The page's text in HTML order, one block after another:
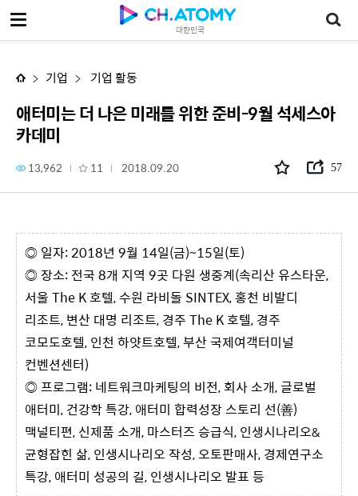
대한민국
기업 기업 활동
애터미는 더 나은 미래를 위한 준비-9월 석세스아
카데미
13,962 11 2018.09.20 57
◎ 일자: 2018년 9월 14일(금)~15일(토)
◎ 장소: 전국 8개 지역 9곳 다원 생중계(속리산 유스타운,
서울 The K 호텔, 수원 라비돌 SINTEX, 홍천 비발디
리조트, 변산 대명 리조트, 경주 The K 호텔, 경주
코모도호텔, 인천 하얏트호텔, 부산 국제여객터미널
컨벤션센터)
◎ 프로그램: 네트워크마케팅의 비전, 회사 소개, 글로벌
애터미, 건강학 특강, 애터미 합력성장 스토리 선(善)
맥널티편, 신제품 소개, 마스터즈 승급식, 인생시나리오&
균형잡힌 삶, 인생시나리오 작성, 오토판매사, 경제연구소
특강, 애터미 성공의 길, 인생시나리오 발표 등